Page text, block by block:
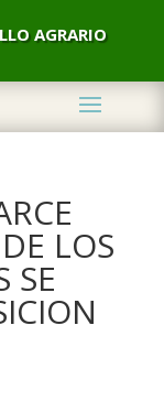
AGRARIO
LOS
SE